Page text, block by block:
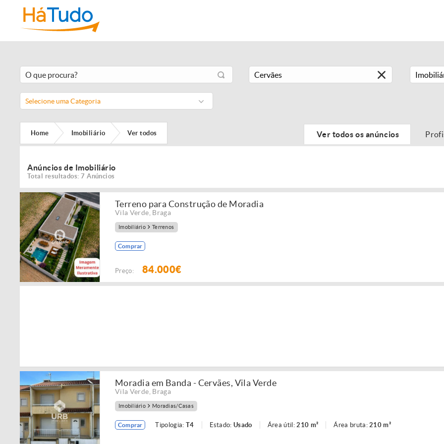
Selecione uma Categoria
Home Imobiliário Ver todos Ver todos os anúncios
Anúncios de Imobiliário
Total resultados: 7 Anúncios
Terreno para Construção de Moradia
Vila Verde Braga
Imobiliário Terrenos
Comprar
Preço: 84.000€
Moradia em Banda - Cervães, Vila Verde
Vila Verde Braga
Imobiliário Moradias/Casas
Comprar Tipologia: T4 Estado:Usado Área útil:210 m² Área bruta:210 m²